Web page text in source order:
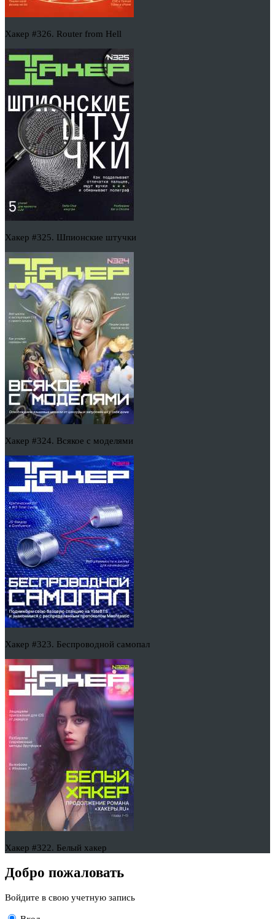
Хакер #326. Router from Hell
Хакер #325. Шпионские штучки
Хакер #324. Всякое с моделями
Хакер #323. Беспроводной самопал
Хакер #322. Белый хакер
Добро пожаловать
Войдите в свою учетную запись